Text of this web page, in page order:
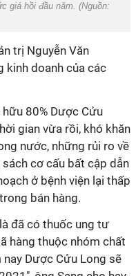
giá hồi đầu năm. (Nguồn:
trị Nguyễn Văn
kinh doanh của các
80% Dược Cửu
gian vừa rồi, khó khăn
nước, những rủi ro về
cơ cấu bất cập dẫn
ở bệnh viện lại thấp
bán hàng.
đã có thuốc ung tư
hàng thuộc nhóm chất
Dược Cửu Long sẽ